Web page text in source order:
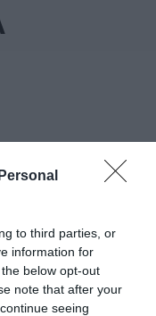
to third parties, or
information for
below opt-out
note that after your
seeing